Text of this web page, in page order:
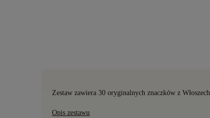
Zestaw zawiera 30 oryginalnych znaczków z Włoszech.
Opis zestawu